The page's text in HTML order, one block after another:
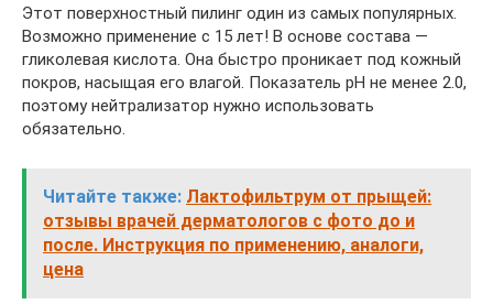
Этот поверхностный пилинг один из самых популярных.
Возможно применение с 15 лет! В основе состава —
гликолевая кислота. Она быстро проникает под кожный
покров, насыщая его влагой. Показатель рН не менее 2.0,
поэтому нейтрализатор нужно использовать
обязательно.
Читайте также: Лактофильтрум от прыщей:
отзывы врачей дерматологов с фото до и
после. Инструкция по применению, аналоги,
цена